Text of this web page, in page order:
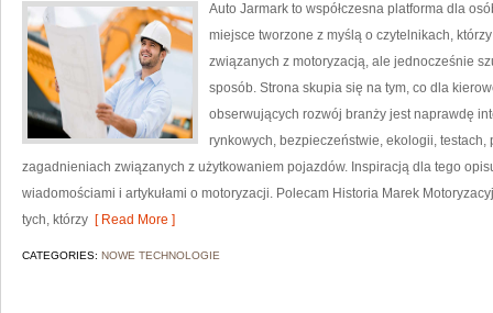
Auto Jarmark to współczesna platforma dla
miejsce tworzone z myślą o czytelnikach,
związanych z motoryzacją, ale jednocześnie
sposób. Strona skupia się na tym, co dla
obserwujących rozwój branży jest naprawdę
rynkowych, bezpieczeństwie, ekologii,
zagadnieniach związanych z użytkowaniem pojazdów. Inspiracją dla tego
wiadomościami i artykułami o motoryzacji. Polecam Historia Marek
tych, którzy [ Read More ]
CATEGORIES: NOWE TECHNOLOGIE